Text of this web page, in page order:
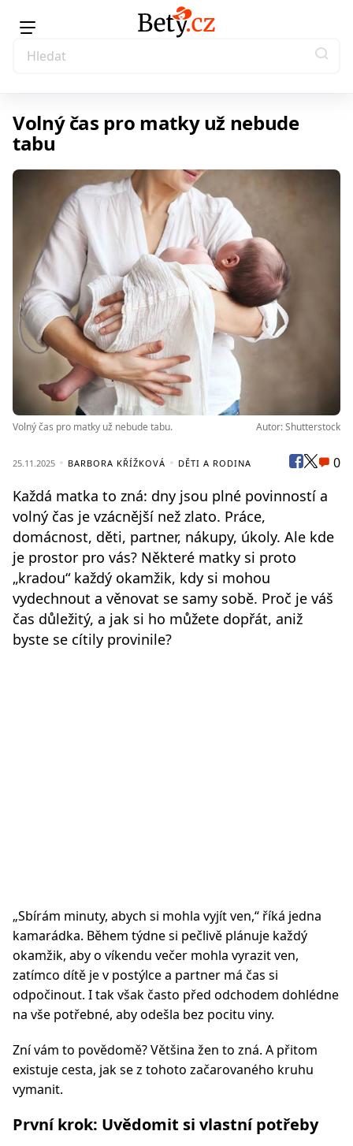
Volný čas pro matky už nebude
tabu
Volný čas pro matky už nebude tabu. Autor: Shutterstock
25.11.2025 BARBORA KŘÍŽKOVÁ DĚTI A RODINA 0
Každá matka to zná: dny jsou plné povinností a
volný čas je vzácnější než zlato. Práce,
domácnost, děti, partner, nákupy, úkoly. Ale kde
je prostor pro vás? Některé matky si proto
„kradou“ každý okamžik, kdy si mohou
vydechnout a věnovat se samy sobě. Proč je váš
čas důležitý, a jak si ho můžete dopřát, aniž
byste se cítily provinile?
„Sbírám minuty, abych si mohla vyjít ven,“ říká jedna
kamarádka. Během týdne si pečlivě plánuje každý
okamžik, aby o víkendu večer mohla vyrazit ven,
zatímco dítě je v postýlce a partner má čas si
odpočinout. I tak však často před odchodem dohlédne
na vše potřebné, aby odešla bez pocitu viny.
Zní vám to povědomě? Většina žen to zná. A přitom
existuje cesta, jak se z tohoto začarovaného kruhu
vymanit.
První krok: Uvědomit si vlastní potřeby